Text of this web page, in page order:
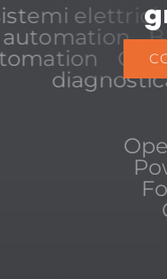
elettrici
automation